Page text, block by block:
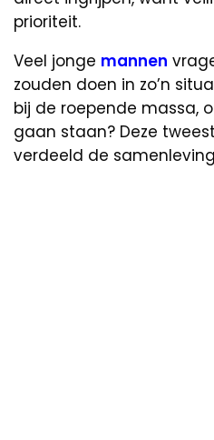
prioriteit.
Veel jonge mannen
zouden doen in zo’n
bij de roepende massa,
gaan staan? Deze
verdeeld de